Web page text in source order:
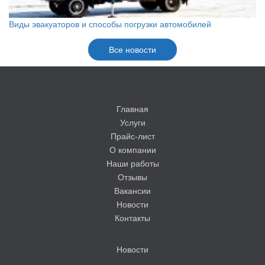
Виды эвакуаторов и способы погрузки автомобилей
Все новости
Главная
Услуги
Прайс-лист
О компании
Наши работы
Отзывы
Вакансии
Новости
Контакты
Новости